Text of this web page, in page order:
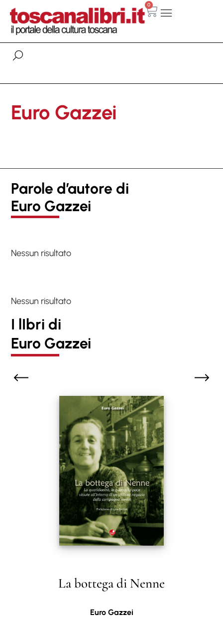
0
Euro Gazzei
Parole d’autore di
Euro Gazzei
Nessun risultato
Nessun risultato
I lIbri di
Euro Gazzei
La bottega di Nenne
Euro Gazzei